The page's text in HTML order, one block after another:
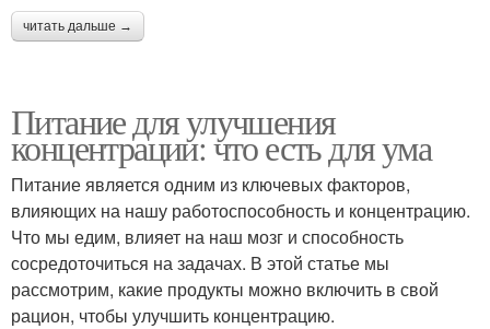
читать дальше →
Питание для улучшения
концентрации: что есть для ума
Питание является одним из ключевых факторов,
влияющих на нашу работоспособность и концентрацию.
Что мы едим, влияет на наш мозг и способность
сосредоточиться на задачах. В этой статье мы
рассмотрим, какие продукты можно включить в свой
рацион, чтобы улучшить концентрацию.